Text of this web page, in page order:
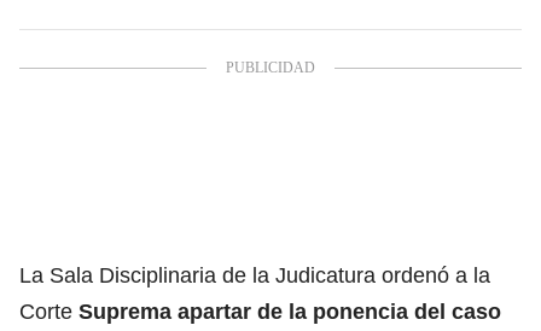
La Sala Disciplinaria de la Judicatura ordenó a la
Corte Suprema apartar de la ponencia del caso